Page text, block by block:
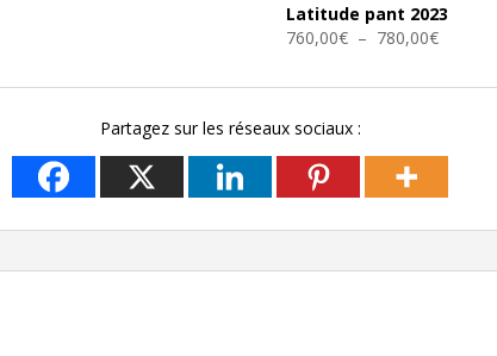
Latitude pant 2023
760,00€ – 780,00€Plage
à
Partagez sur les réseaux sociaux :